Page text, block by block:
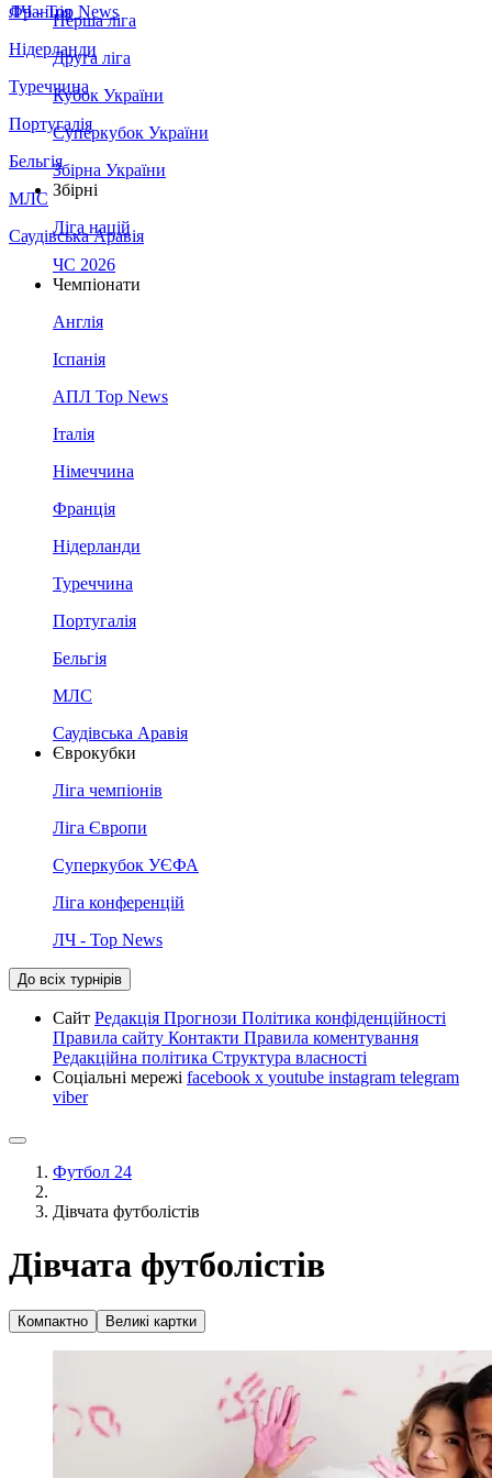
Франція
Нідерланди
Туреччина
Португалія
Бельгія
МЛС
Саудівська Аравія
ЛЧ - Top News
Перша ліга
Друга ліга
Кубок України
Суперкубок України
Збірна України
Збірні
Ліга націй
ЧС 2026
Чемпіонати
Англія
Іспанія
АПЛ Top News
Італія
Німеччина
Франція
Нідерланди
Туреччина
Португалія
Бельгія
МЛС
Саудівська Аравія
Єврокубки
Ліга чемпіонів
Ліга Європи
Суперкубок УЄФА
Ліга конференцій
ЛЧ - Top News
До всіх турнірів
Сайт Редакція Прогнози Політика конфіденційності
Правила сайту Контакти Правила коментування
Редакційна політика Структура власності
Соціальні мережі facebook x youtube instagram telegram
viber
Футбол 24
Дівчата футболістів
Дівчата футболістів
Компактно Великі картки